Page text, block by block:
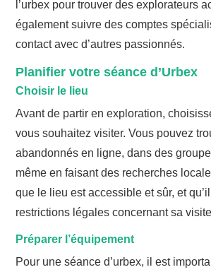
l’urbex pour trouver des explorateurs
également suivre des comptes
contact avec d’autres passionnés.
Planifier votre séance d’Urbex
Choisir le lieu
Avant de partir en exploration,
vous souhaitez visiter. Vous pouvez
abandonnés en ligne, dans des
même en faisant des recherches
que le lieu est accessible et sûr, et
restrictions légales concernant sa
Préparer l’équipement
Pour une séance d’urbex, il est